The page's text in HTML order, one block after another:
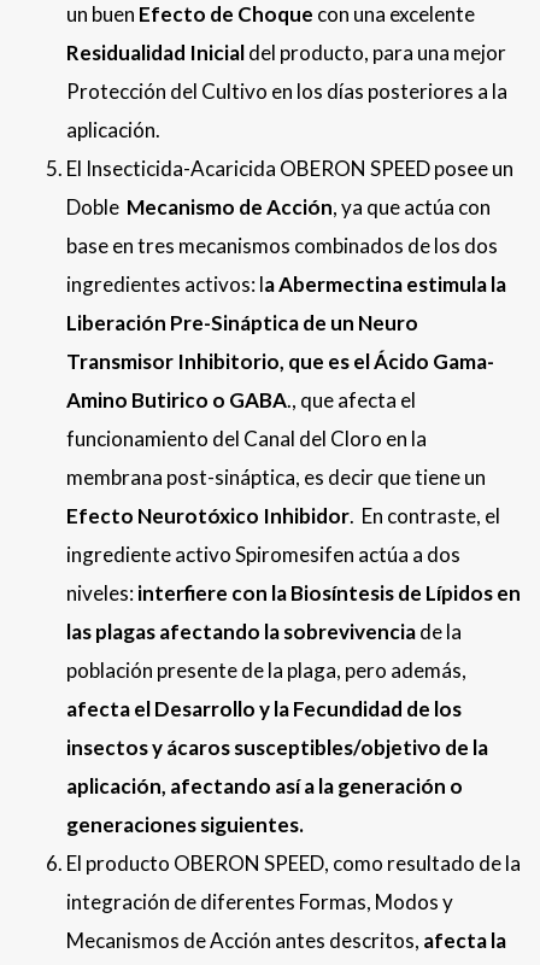
un buen Efecto de Choque con una excelente
Residualidad Inicialdel producto, para una mejor
Protección del Cultivo en los días posteriores a la
aplicación.
El Insecticida-Acaricida OBERON SPEED posee un
Doble Mecanismo de Acción, ya que actúa con
base en tres mecanismos combinados de los dos
ingredientes activos: la Abermectina estimula la
Liberación Pre-Sináptica de un Neuro
Transmisor Inhibitorio, que es el Ácido Gama-
Amino Butirico o GABA., que afecta el
funcionamiento del Canal del Cloro en la
membrana post-sináptica, es decir que tiene un
Efecto Neurotóxico Inhibidor. En contraste, el
ingrediente activo Spiromesifen actúa a dos
niveles:interfiere con la Biosíntesis de Lípidos en
las plagas afectando la sobrevivenciade la
población presente de la plaga, pero además,
afecta el Desarrollo y la Fecundidad de los
insectos y ácaros susceptibles/objetivo de la
aplicación, afectando así a la generación o
generaciones siguientes.
El producto OBERON SPEED, como resultado de la
integración de diferentes Formas, Modos y
Mecanismos de Acción antes descritos, afecta la